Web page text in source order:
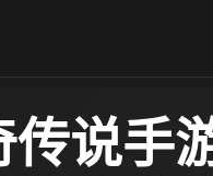
传说手